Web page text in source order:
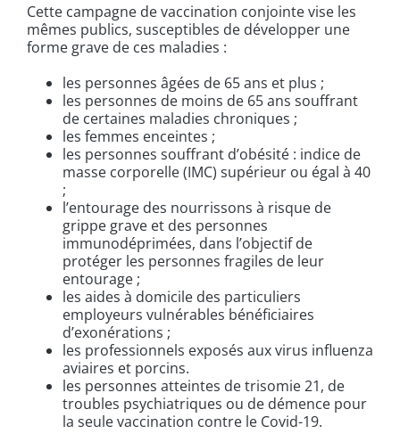
Cette campagne de vaccination conjointe vise les
mêmes publics, susceptibles de développer une
forme grave de ces maladies :
les personnes âgées de 65 ans et plus ;
les personnes de moins de 65 ans souffrant
de certaines maladies chroniques ;
les femmes enceintes ;
les personnes souffrant d’obésité : indice de
masse corporelle (IMC) supérieur ou égal à 40
;
l’entourage des nourrissons à risque de
grippe grave et des personnes
immunodéprimées, dans l’objectif de
protéger les personnes fragiles de leur
entourage ;
les aides à domicile des particuliers
employeurs vulnérables bénéficiaires
d’exonérations ;
les professionnels exposés aux virus influenza
aviaires et porcins.
les personnes atteintes de trisomie 21, de
troubles psychiatriques ou de démence pour
la seule vaccination contre le Covid-19.